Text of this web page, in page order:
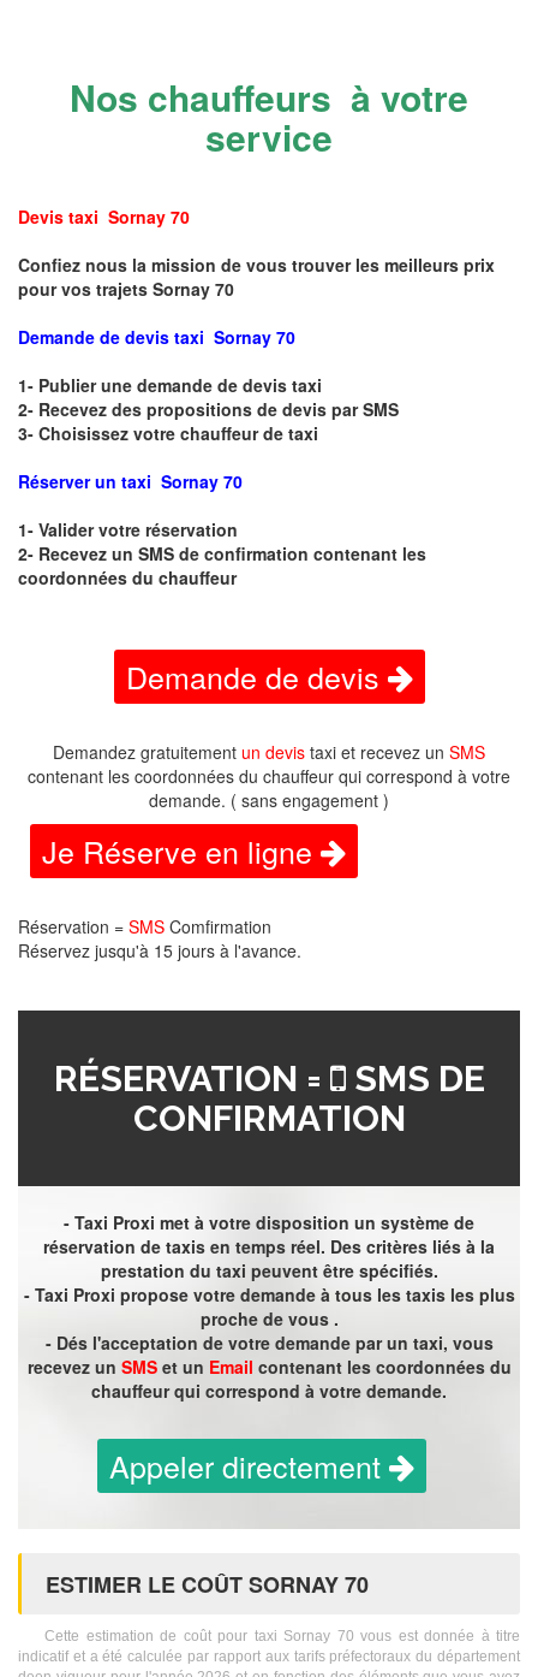
Nos chauffeurs à votre
service
Devis taxi Sornay 70
Confiez nous la mission de vous trouver les meilleurs prix
pour vos trajets Sornay 70
Demande de devis taxi Sornay 70
1- Publier une demande de devis taxi
2- Recevez des propositions de devis par SMS
3- Choisissez votre chauffeur de taxi
Réserver un taxi Sornay 70
1- Valider votre réservation
2- Recevez un SMS de confirmation contenant les
coordonnées du chauffeur
Demande de devis
Demandez gratuitement un devis taxi et recevez un SMS
contenant les coordonnées du chauffeur qui correspond à votre
demande. ( sans engagement )
Je Réserve en ligne
Réservation = SMS Comfirmation
Réservez jusqu'à 15 jours à l'avance.
RÉSERVATION =
SMS DE
CONFIRMATION
- Taxi Proxi met à votre disposition un système de
réservation de taxis en temps réel. Des critères liés à la
prestation du taxi peuvent être spécifiés.
- Taxi Proxi propose votre demande à tous les taxis les plus
proche de vous .
- Dés l'acceptation de votre demande par un taxi, vous
recevez un SMSet un Email contenant les coordonnées du
chauffeur qui correspond à votre demande.
Appeler directement
ESTIMER LE COÛT SORNAY 70
Cette estimation de coût pour taxi Sornay 70 vous est donnée à titre
indicatif et a été calculée par rapport aux tarifs préfectoraux du département